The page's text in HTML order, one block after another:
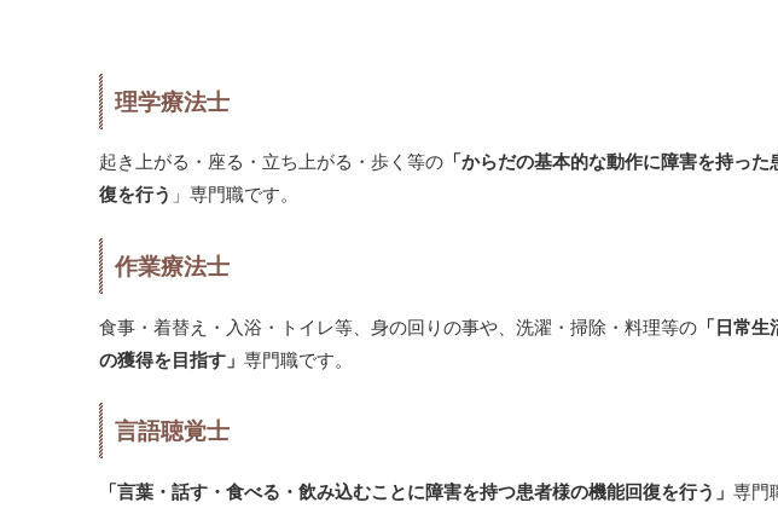
理学療法士
起き上がる・座る・立ち上がる・歩く等の 「からだの基本的な動作に障害を持った
復を行う 」専門職です。
作業療法士
食事・着替え・入浴・トイレ等、身の回りの事や、洗濯・掃除・料理等の 「日常
の獲得を目指す」 専門職です。
言語聴覚士
「言葉・話す・食べる・飲み込むことに障害を持つ患者様の機能回復を行う」 専門